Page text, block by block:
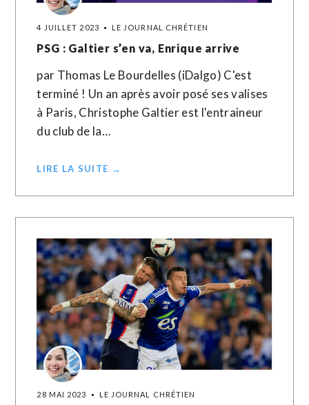
4 JUILLET 2023 LE JOURNAL CHRÉTIEN
PSG : Galtier s’en va, Enrique arrive
par Thomas Le Bourdelles (iDalgo) C'est
terminé ! Un an après avoir posé ses valises
à Paris, Christophe Galtier est l'entraineur
du club de la…
LIRE LA SUITE →
28 MAI 2023 LE JOURNAL CHRÉTIEN